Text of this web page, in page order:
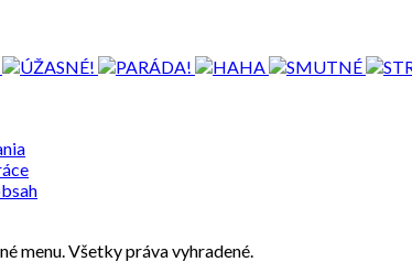
menu. Všetky práva vyhradené.